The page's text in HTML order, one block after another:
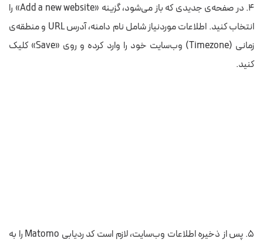
۴. در صفحه‌ی جدیدی که باز می‌شود، گزینه‌ «Add a new website» را
انتخاب کنید. اطلاعات موردنیاز شامل نام دامنه، آدرس URL و منطقه‌ی
زمانی (Timezone) وب‌سایت خود را وارد کرده و روی «Save» کلیک
کنید.
۵. پس از ذخیره اطلاعات وب‌سایت، لازم است کد ردیابی Matomo را به